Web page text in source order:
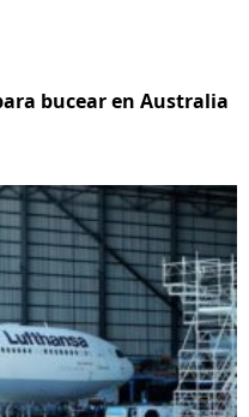
bucear en Australia